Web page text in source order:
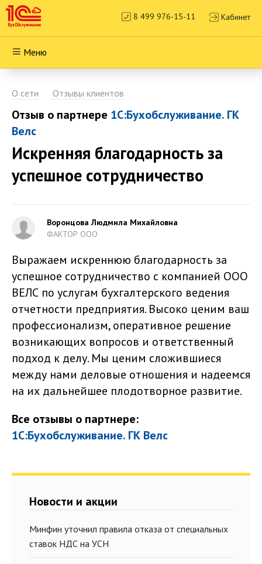
8 499 976-15-11 Кабинет
Меню
О сети Отзывы клиентов
Отзыв о партнере 1С:Бухобслуживание. ГК
Велс
Искренняя благодарность за
успешное сотрудничество
Воронцова Людмила Михайловна
ФАКТОР ООО
Выражаем искреннюю благодарность за
успешное сотрудничество с компанией ООО
ВЕЛС по услугам бухгалтерского ведения
отчетности предприятия. Высоко ценим ваш
профессионализм, оперативное решение
возникающих вопросов и ответственный
подход к делу. Мы ценим сложившиеся
между нами деловые отношения и надеемся
на их дальнейшее плодотворное развитие.
Все отзывы о партнере:
1С:Бухобслуживание. ГК Велс
Новости и акции
Минфин уточнил правила отказа от специальных
ставок НДС на УСН